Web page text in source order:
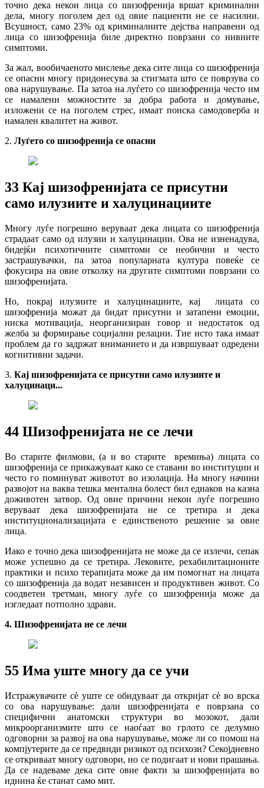
точно дека некои лица со шизофренија вршат криминални
дела, многу поголем дел од овие пациенти не се насилни.
Всушност, само 23% од криминалните дејства направени од
лица со шизофренија биле директно поврзани со нивните
симптоми.
За жал, вообичаеното мислење дека сите лица со шизофренија
се опасни многу придонесува за стигмата што се поврзува со
ова нарушување. Па затоа на луѓето со шизофренија често им
се намалени можностите за добра работа и домување,
изложени се на поголем стрес, имаат понска самодоверба и
намален квалитет на живот.
2. Луѓето со шизофренија се опасни
33 Кај шизофренијата се присутни
само илузиите и халуцинациите
Многу луѓе погрешно веруваат дека лицата со шизофренија
страдаат само од илузии и халуцинации. Ова не изненадува,
бидејќи психотичните симптоми се необични и често
застрашувачки, па затоа популарната култура повеќе се
фокусира на овие отколку на другите симптоми поврзани со
шизофренијата.
Но, покрај илузиите и халуцинациите, кај лицата со
шизофренија можат да бидат присутни и затапени емоции,
ниска мотивација, неорганизиран говор и недостаток од
желба за формирање социјални релации. Тие исто така имаат
проблем да го задржат вниманието и да извршуваат одредени
когнитивни задачи.
3. Кај шизофренијата се присутни само илузиите и
халуцинаци...
44 Шизофренијата не се лечи
Во старите филмови, (а и во старите времиња) лицата со
шизофренија се прикажуваат како се ставани во институции и
често го поминуват животот во изолација. На многу начини
развојот на ваква тешка ментална болест бил еднаков на казна
доживотен затвор. Од овие причини некои луѓе погрешно
веруваат дека шизофренијата не се третира и дека
институционализацијата е единственото решение за овие
лица.
Иако е точно дека шизофренијата не може да се излечи, сепак
може успешно да се третира. Лековите, рехабилитационите
практики и психо терапијата може да им помогнат на лицата
со шизофренија да водат независен и продуктивен живот. Со
соодветен третман, многу луѓе со шизофренија може да
изгледаат потполно здрави.
4. Шизофренијата не се лечи
55 Има уште многу да се учи
Истражувачите сѐ уште се обидуваат да откријат сѐ во врска
со ова нарушување: дали шизофренијата е поврзана со
специфични анатомски структури во мозокот, дали
микроорганизмите што се наоѓаат во грлото се делумно
одговорни за развој на ова нарушување, може ли со помош на
компјутерите да се предвиди ризикот од психози? Секојдневно
се откриваат многу одговори, но се подигаат и нови прашања.
Да се надеваме дека сите овие факти за шизофренијата во
иднина ќе станат само мит.